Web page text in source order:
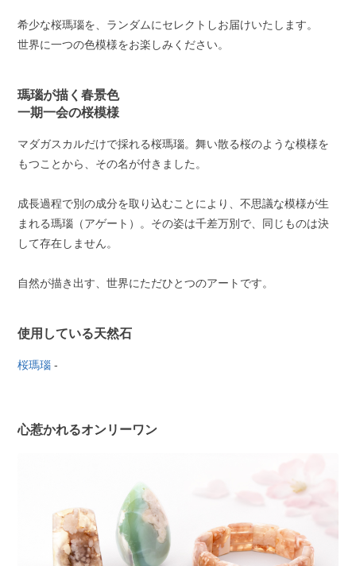
希少な桜瑪瑙を、ランダムにセレクトしお届けいたします。
世界に一つの色模様をお楽しみください。
瑪瑙が描く春景色
一期一会の桜模様
マダガスカルだけで採れる桜瑪瑙。舞い散る桜のような模様を
もつことから、その名が付きました。
成長過程で別の成分を取り込むことにより、不思議な模様が生
まれる瑪瑙（アゲート）。その姿は千差万別で、同じものは決
して存在しません。
自然が描き出す、世界にただひとつのアートです。
使用している天然石
桜瑪瑙 -
心惹かれるオンリーワン